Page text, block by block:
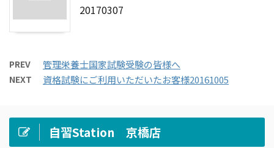
20170307
PREV 管理栄養士国家試験受験の皆様へ
NEXT 資格試験にご利用いただいたお客様20161005
自習Station 京橋店